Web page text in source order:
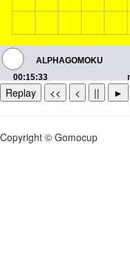
Replay << < || ►
Copyright © Gomocup